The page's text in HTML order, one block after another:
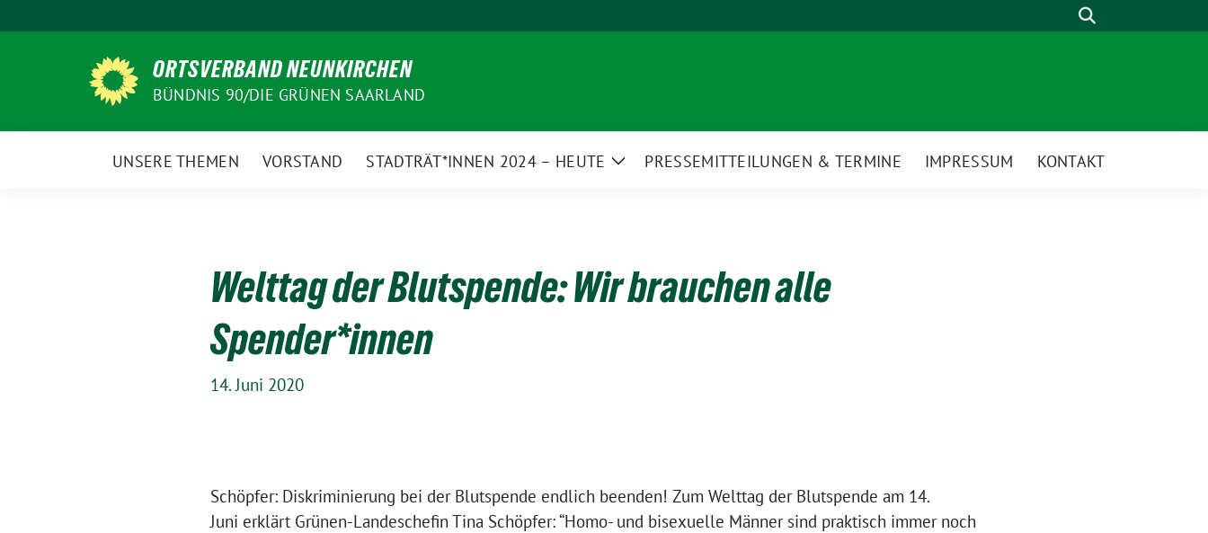
zum
Suche
ORTSVERBAND NEUNKIRCHEN
BÜNDNIS 90/DIE GRÜNEN SAARLAND
UNSERE THEMEN VORSTAND STADTRÄT*INNEN 2024 – HEUTE
ZeigePRESSEMITTEILUNGEN & TERMINE IMPRESSUM KONTAKT
Welttag der Blutspende: Wir brauchen alle
Spender*innen
14. Juni 2020
Schöpfer: Diskriminierung bei der Blutspende endlich beenden! Zum Welttag der Blutspende am 14.
Juni erklärt Grünen-Landeschefin Tina Schöpfer: “Homo- und bisexuelle Männer sind praktisch immer noch